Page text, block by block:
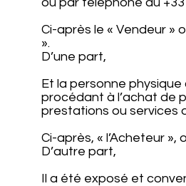
Ci-après le « Vendeur »
».
D’une part,
Et la personne physique
procédant à l’achat de
prestations ou services
Ci-après, « l’Acheteur »,
D’autre part,
Il a été exposé et